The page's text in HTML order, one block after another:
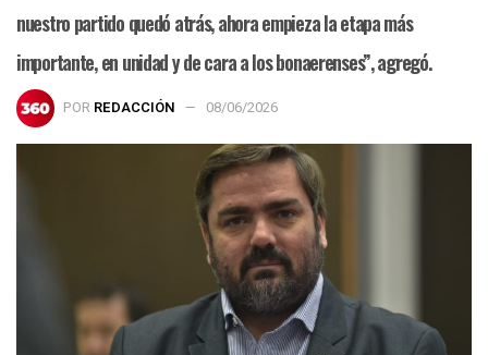
nuestro partido quedó atrás, ahora empieza la etapa más
importante, en unidad y de cara a los bonaerenses”, agregó.
POR REDACCIÓN 08/06/2026